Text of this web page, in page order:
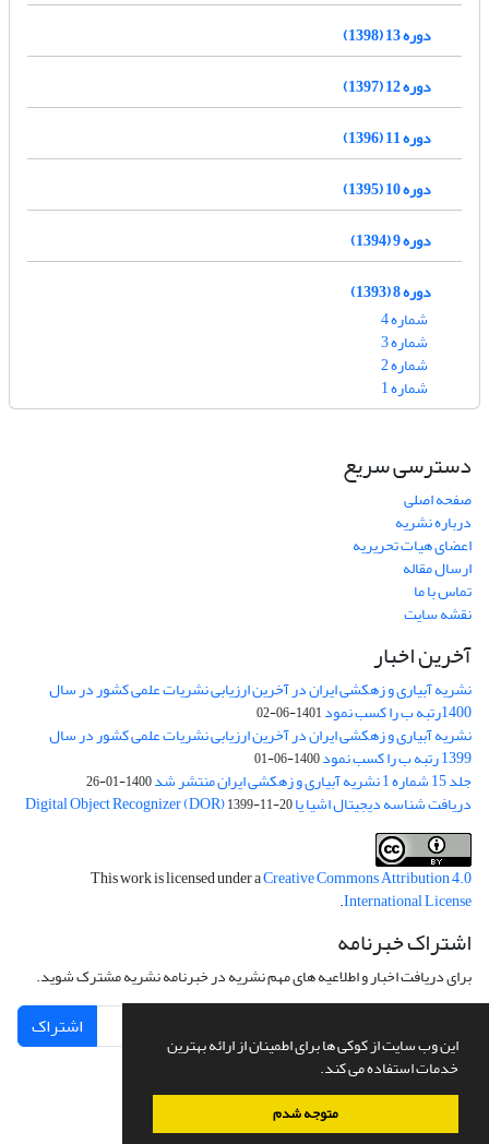
این وب سایت از کوکی ها برای اطمینان از ارائه بهترین
خدمات استفاده می کند.
متوجه شدم
دوره 13 (1398)
دوره 12 (1397)
دوره 11 (1396)
دوره 10 (1395)
دوره 9 (1394)
دوره 8 (1393)
شماره 4
شماره 3
شماره 2
شماره 1
دسترسی سریع
صفحه اصلی
درباره نشریه
اعضای هیات تحریریه
ارسال مقاله
تماس با ما
نقشه سایت
آخرین اخبار
نشریه آبیاری و زهکشی ایران در آخرین ارزیابی نشریات علمی کشور در سال
1400رتبه ب را کسب نمود 1401-06-02
نشریه آبیاری و زهکشی ایران در آخرین ارزیابی نشریات علمی کشور در سال
1399 رتبه ب را کسب نمود 1400-06-01
جلد 15 شماره 1 نشریه آبیاری و زهکشی ایران منتشر شد 1400-01-26
دریافت شناسه دیجیتال اشیا یا Digital Object Recognizer (DOR)1399-11-20
This work is licensed under aCreative Commons Attribution 4.0
International License
.
اشتراک خبرنامه
برای دریافت اخبار و اطلاعیه های مهم نشریه در خبرنامه نشریه مشترک شوید.
اشتراک
سامانه مدیریت نشریات علمی.طراحی و پیاده سازی ازسیناوب